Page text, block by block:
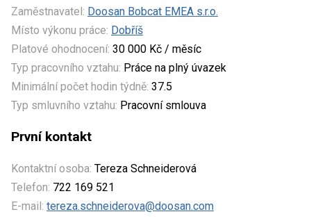
Zaměstnavatel: Doosan Bobcat EMEA s.r.o.
Místo výkonu práce: Dobříš
Platové ohodnocení: 30 000 Kč / měsíc
Typ pracovního vztahu: Práce na plný úvazek
Minimální počet hodin týdně: 37.5
Typ smluvního vztahu: Pracovní smlouva
První kontakt
Kontaktní osoba: Tereza Schneiderová
Telefon: 722 169 521
E-mail: tereza.schneiderova@doosan.com